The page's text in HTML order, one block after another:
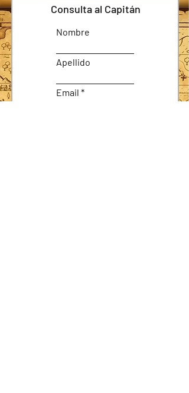
Consulta al Capitán
Nombre
Apellido
Email